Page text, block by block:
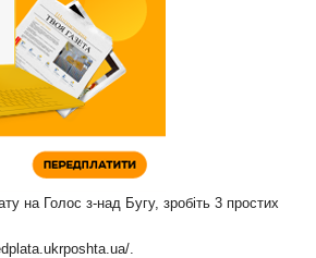
на Голос з-над Бугу, зробіть 3 простих